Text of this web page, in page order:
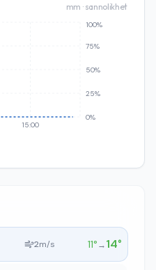
mm · sannolikhet
15:00
0%
25%
50%
75%
100%
2m/s 11°→14°